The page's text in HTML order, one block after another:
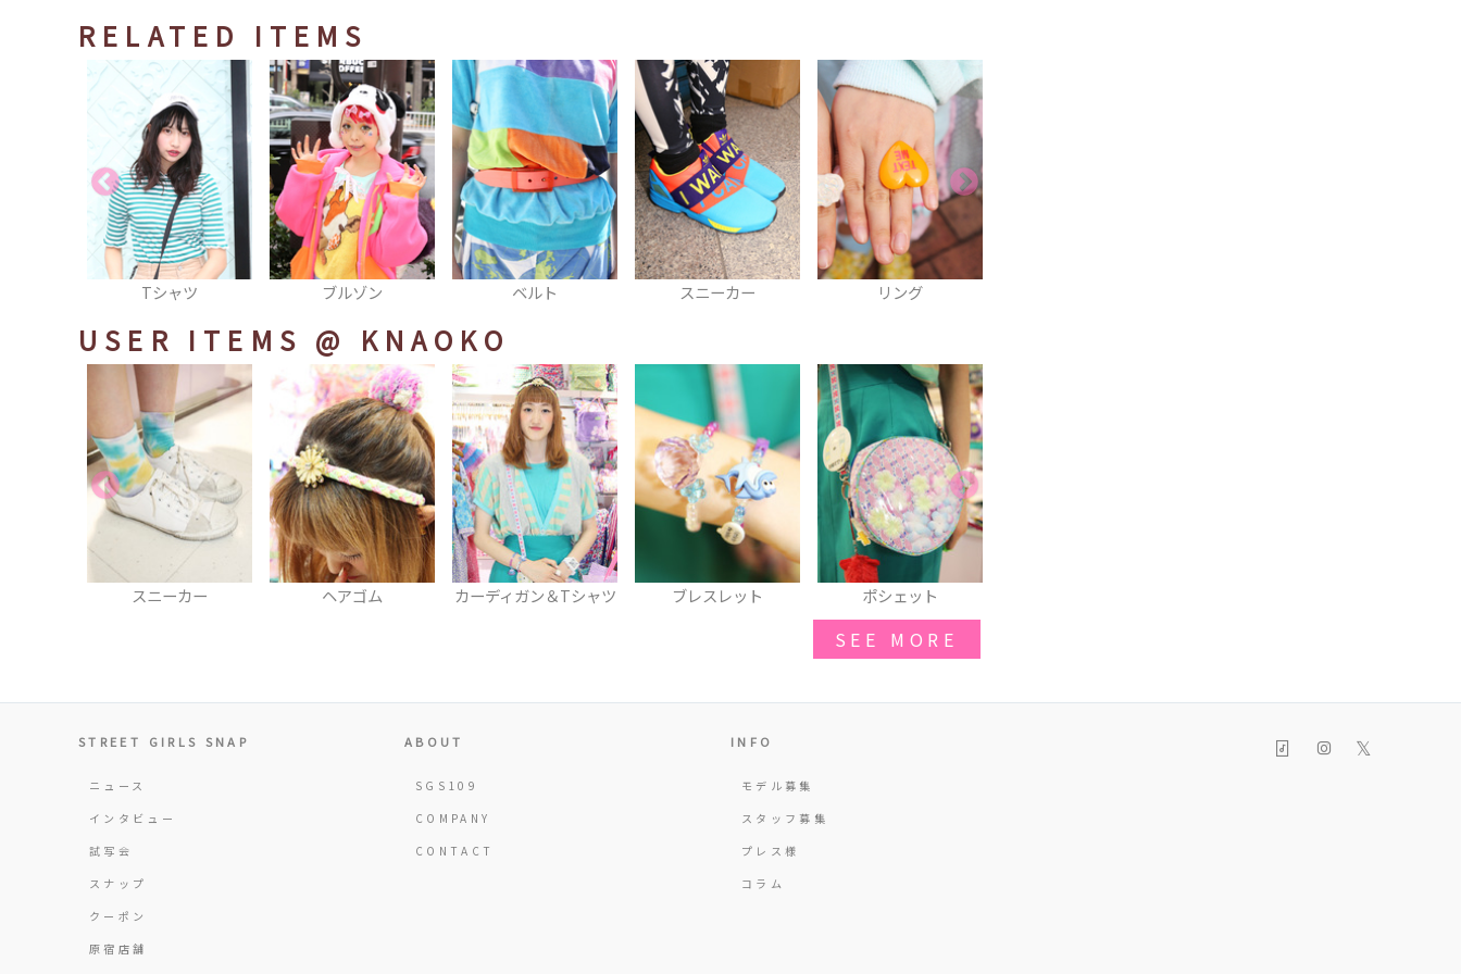
RELATED ITEMS
ブルゾン ベルト スニーカー リング ピアス
USER ITEMS @ KNAOKO
ヘアゴム カーディガン＆Tシャツ ブレスレット ポシェット 時計
SEE MORE
STREET GIRLS SNAP
ニュース
インタビュー
試写会
スナップ
クーポン
原宿店舗
ABOUT
SGS109
COMPANY
CONTACT
INFO
モデル募集
スタッフ募集
プレス様
コラム
𝕏